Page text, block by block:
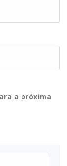
a próxima